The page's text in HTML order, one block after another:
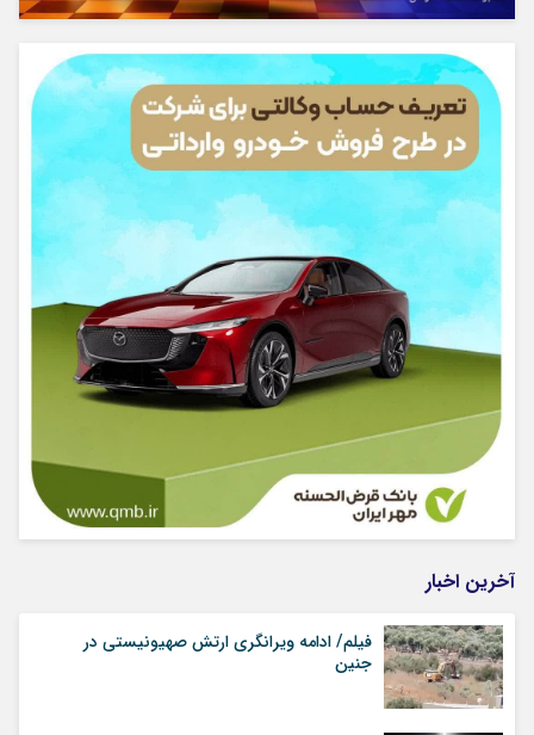
آخرین اخبار
فیلم/ ادامه ویرانگری ارتش صهیونیستی در
جنین